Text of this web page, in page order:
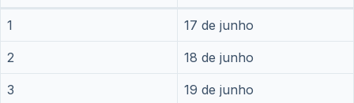
1 17 de junho
2 18 de junho
3 19 de junho